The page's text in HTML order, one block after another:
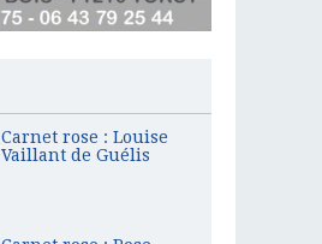
Carnet rose : Louise
Vaillant de Guélis